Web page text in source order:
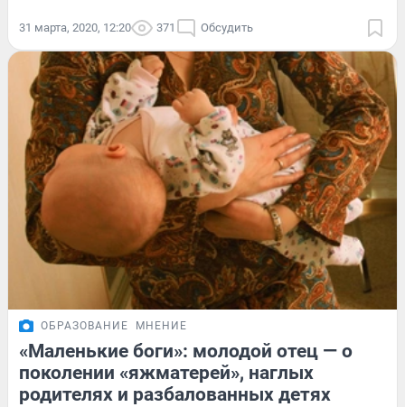
31 марта, 2020, 12:20 371 Обсудить
ОБРАЗОВАНИЕ МНЕНИЕ
«Маленькие боги»: молодой отец — о
поколении «яжматерей», наглых
родителях и разбалованных детях